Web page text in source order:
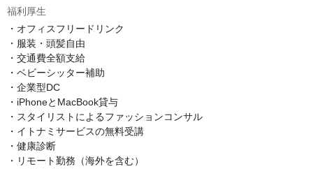
福利厚生
・オフィスフリードリンク
・服装・頭髪自由
・交通費全額支給
・ベビーシッター補助
・企業型DC
・iPhoneとMacBook貸与
・スタイリストによるファッションコンサル
・イトナミサービスの無料受講
・健康診断
・リモート勤務（海外を含む）